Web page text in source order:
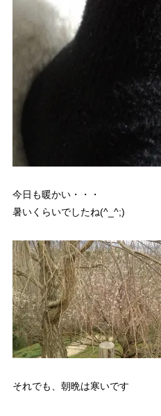
今日も暖かい・・・
暑いくらいでしたね(^_^;)
それでも、朝晩は寒いです